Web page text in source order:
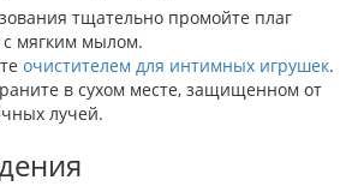
тщательно промойте плаг
мягким мылом.
очистителем для интимных игрушек.
в сухом месте, защищенном от
лучей.